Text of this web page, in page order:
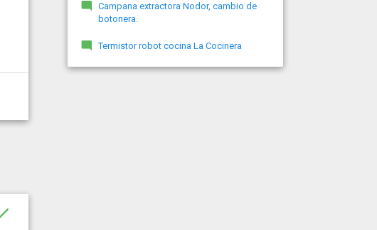
Campana extractora Nodor, cambio de
botonera.
Termistor robot cocina La Cocinera